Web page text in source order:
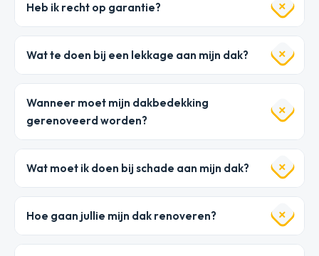
Heb ik recht op garantie?
Wat te doen bij een lekkage aan mijn dak?
Wanneer moet mijn dakbedekking
gerenoveerd worden?
Wat moet ik doen bij schade aan mijn dak?
Hoe gaan jullie mijn dak renoveren?